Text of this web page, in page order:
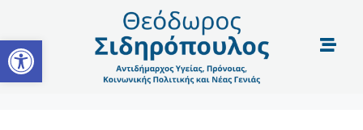
Open toolbar